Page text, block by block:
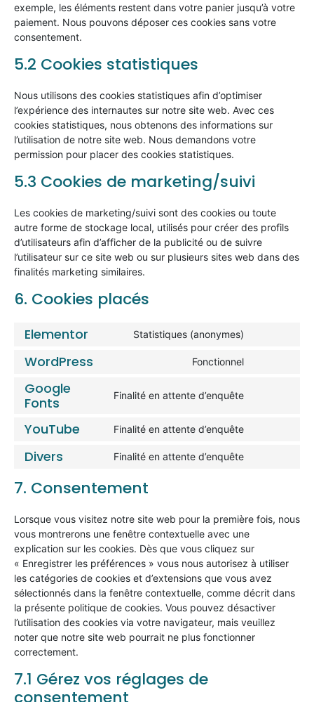
exemple, les éléments restent dans votre panier jusqu’à votre
paiement. Nous pouvons déposer ces cookies sans votre
consentement.
5.2 Cookies statistiques
Nous utilisons des cookies statistiques afin d’optimiser
l’expérience des internautes sur notre site web. Avec ces
cookies statistiques, nous obtenons des informations sur
l’utilisation de notre site web. Nous demandons votre
permission pour placer des cookies statistiques.
5.3 Cookies de marketing/suivi
Les cookies de marketing/suivi sont des cookies ou toute
autre forme de stockage local, utilisés pour créer des profils
d’utilisateurs afin d’afficher de la publicité ou de suivre
l’utilisateur sur ce site web ou sur plusieurs sites web dans des
finalités marketing similaires.
6. Cookies placés
Elementor Statistiques (anonymes)
WordPress Fonctionnel
Google
Fonts
Finalité en attente d’enquête
YouTube Finalité en attente d’enquête
Divers Finalité en attente d’enquête
7. Consentement
Lorsque vous visitez notre site web pour la première fois, nous
vous montrerons une fenêtre contextuelle avec une
explication sur les cookies. Dès que vous cliquez sur
« Enregistrer les préférences » vous nous autorisez à utiliser
les catégories de cookies et d’extensions que vous avez
sélectionnés dans la fenêtre contextuelle, comme décrit dans
la présente politique de cookies. Vous pouvez désactiver
l’utilisation des cookies via votre navigateur, mais veuillez
noter que notre site web pourrait ne plus fonctionner
correctement.
7.1 Gérez vos réglages de
consentement